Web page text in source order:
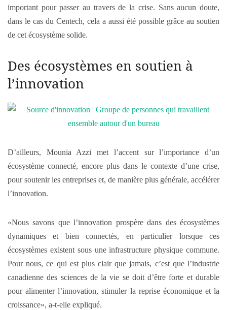
important pour passer au travers de la crise. Sans aucun doute,
dans le cas du Centech, cela a aussi été possible grâce au soutien
de cet écosystème solide.
Des écosystèmes en soutien à
l’innovation
D’ailleurs, Mounia Azzi met l’accent sur l’importance d’un
écosystème connecté, encore plus dans le contexte d’une crise,
pour soutenir les entreprises et, de manière plus générale, accélérer
l’innovation.
«Nous savons que l’innovation prospère dans des écosystèmes
dynamiques et bien connectés, en particulier lorsque ces
écosystèmes existent sous une infrastructure physique commune.
Pour nous, ce qui est plus clair que jamais, c’est que l’industrie
canadienne des sciences de la vie se doit d’être forte et durable
pour alimenter l’innovation, stimuler la reprise économique et la
croissance», a-t-elle expliqué.